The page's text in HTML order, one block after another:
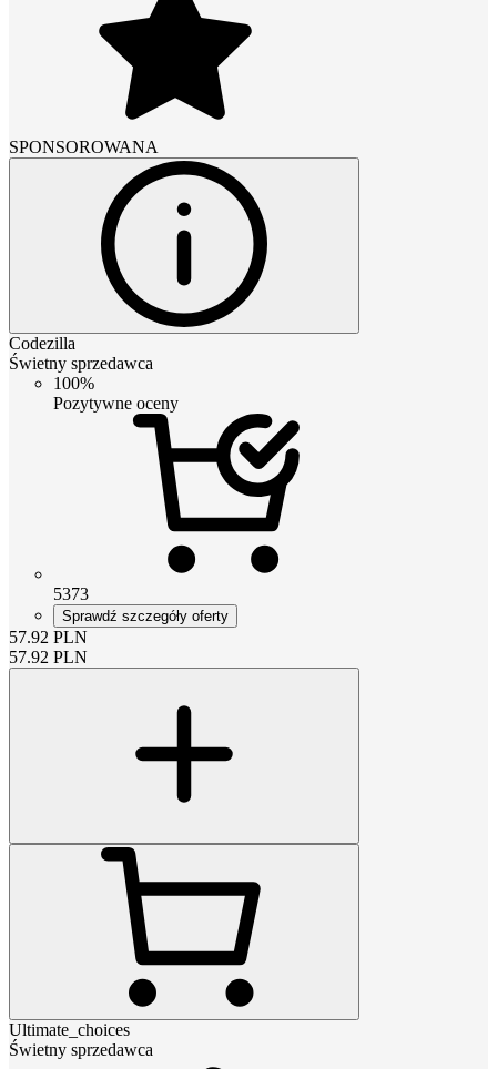
SPONSOROWANA
Codezilla
Świetny sprzedawca
100%
Pozytywne oceny
5373
Sprawdź szczegóły oferty
57.92 PLN
57.92 PLN
Ultimate_choices
Świetny sprzedawca